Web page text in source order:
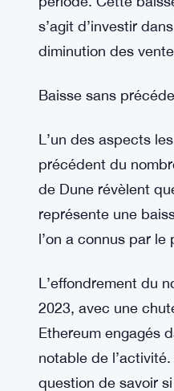
De même, le
période. Cette
s’agit d’investir
diminution des
L’un des aspects
précédent du
de Dune révèlent
représente une